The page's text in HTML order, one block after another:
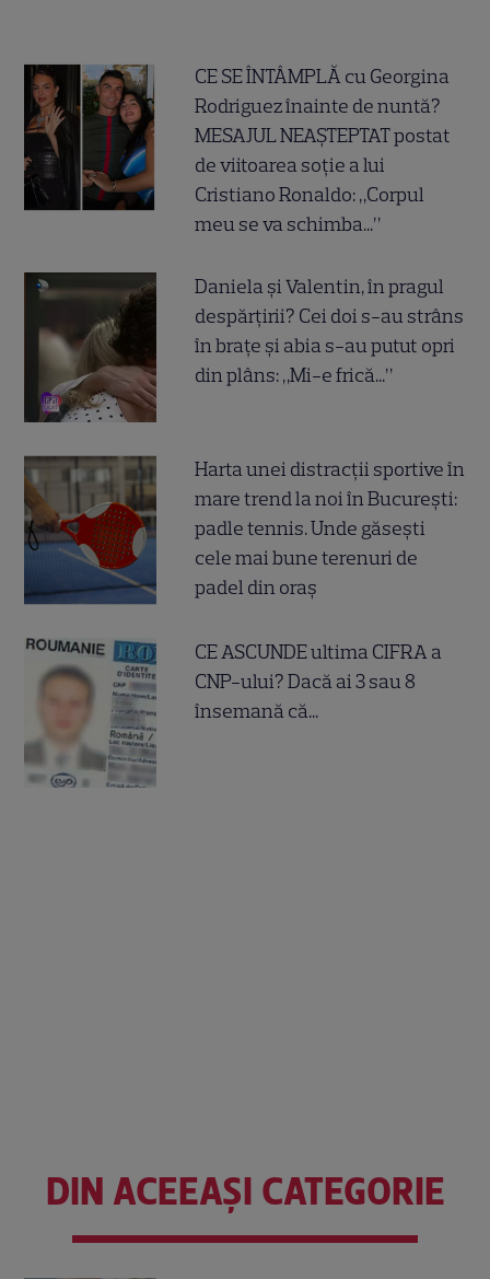
CE SE ÎNTÂMPLĂ cu Georgina
Rodriguez înainte de nuntă?
MESAJUL NEAȘTEPTAT postat
de viitoarea soție a lui
Cristiano Ronaldo: „Corpul
meu se va schimba...”
Daniela și Valentin, în pragul
despărțirii? Cei doi s-au strâns
în brațe și abia s-au putut opri
din plâns: „Mi-e frică...”
Harta unei distracții sportive în
mare trend la noi în București:
padle tennis. Unde găsești
cele mai bune terenuri de
padel din oraș
CE ASCUNDE ultima CIFRA a
CNP-ului? Dacă ai 3 sau 8
însemană că...
DIN ACEEAȘI CATEGORIE